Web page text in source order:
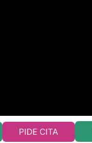
PIDE CITA